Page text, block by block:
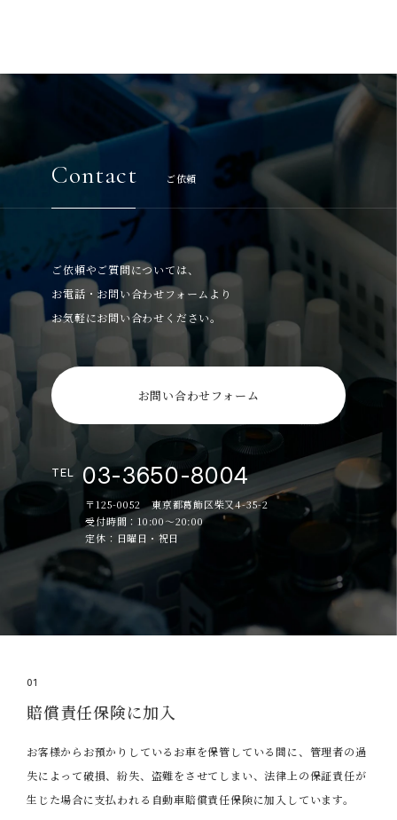
Contact ご依頼
ご依頼やご質問については、
お電話・お問い合わせフォームより
お気軽にお問い合わせください。
お問い合わせフォーム
TEL 03-3650-8004
〒125-0052 東京都葛飾区柴又4-35-2
受付時間：10:00～20:00
定休：日曜日・祝日
01
賠償責任保険に加入
お客様からお預かりしているお車を保管している間に、管理者の過
失によって破損、紛失、盗難をさせてしまい、法律上の保証責任が
生じた場合に支払われる自動車賠償責任保険に加入しています。